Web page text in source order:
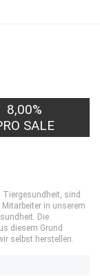
8,00%
SALE
Tiergesundheit, sind
in unserem
Die
diesem Grund
selbst herstellen.